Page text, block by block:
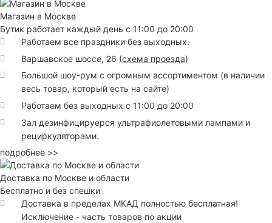
Магазин в Москве
Бутик работает каждый день с 11:00 до 20:00
Работаем все праздники без выходных.
Варшавское шоссе, 26 (схема проезда)
Большой шоу-рум с огромным ассортиментом (в наличии
весь товар, который есть на сайте)
Работаем без выходных с 11:00 до 20:00
Зал дезинфицируерся ультрафиолетовыми лампами и
рециркуляторами.
подробнее >>
Доставка по Москве и области
Бесплатно и без спешки
Доставка в пределах МКАД полностью бесплатная!
Исключение - часть товаров по акции